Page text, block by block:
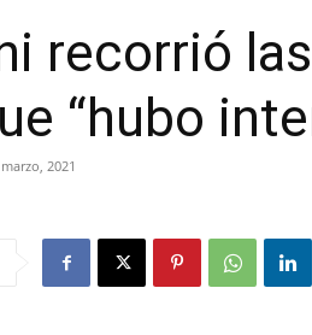
recorrió
“hubo
2021